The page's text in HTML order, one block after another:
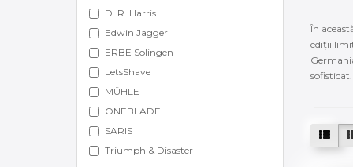
D. R. Harris
Edwin Jagger
ERBE Solingen
LetsShave
MÜHLE
ONEBLADE
SARIS
Triumph & Disaster
În
ediții
sofisticat.